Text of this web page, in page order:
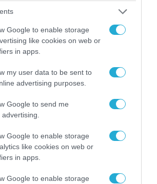
Google to enable storage
like cookies on web or
in apps.
my user data to be sent to
advertising purposes.
Google to send me
Google to enable storage
like cookies on web or
in apps.
Google to enable storage
παράνομα
κοινόχρηστους χώρους